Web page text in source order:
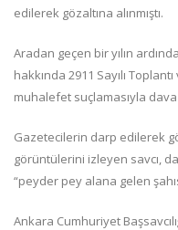
edilerek gözaltına alınmıştı.
Aradan geçen bir yılın
hakkında 2911 Sayılı
muhalefet suçlamasıyla dava
Gazetecilerin darp edilerek
görüntülerini izleyen savcı,
“peyder pey alana gelen
Ankara Cumhuriyet